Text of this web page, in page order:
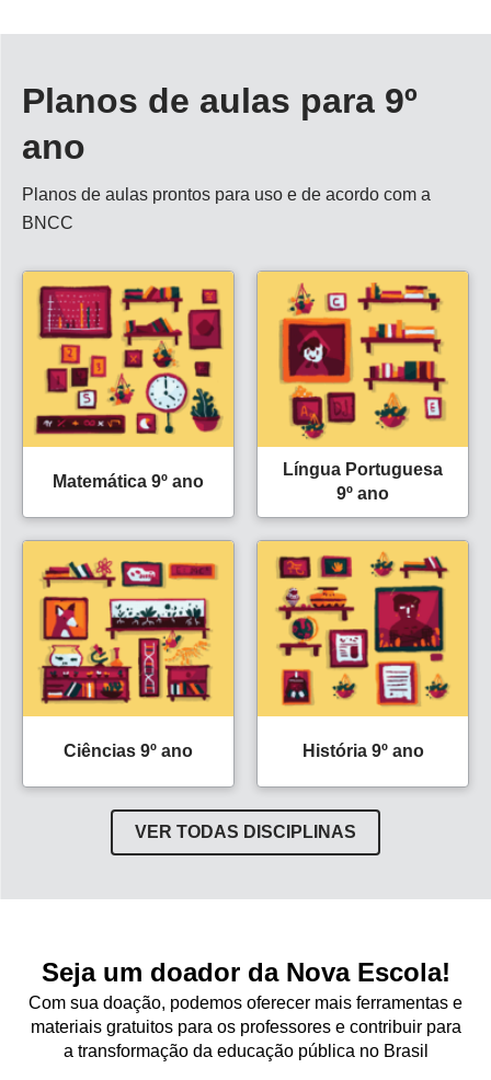
Planos de aulas para 9º
ano
Planos de aulas prontos para uso e de acordo com a
BNCC
Matemática 9º ano
Língua Portuguesa
9º ano
Ciências 9º ano História 9º ano
VER TODAS DISCIPLINAS
Seja um doador da Nova Escola!
Com sua doação, podemos oferecer mais ferramentas e
materiais gratuitos para os professores e contribuir para
a transformação da educação pública no Brasil